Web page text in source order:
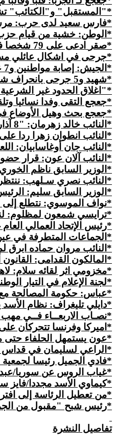
*"المستقبل" و"الكتائب"
*فارس سعيد لدى حرب:
* الوطن: خشية من قيام حزب
*صقر
ادعى على 79 شخصا في أحداث طرابلس
*جرحى في اشكال عائلي
* الجيش: إصابة مواطنين و7 عسكريين بينهم ضابطان بإلقاء رمانة على دورية في طرابلس وتوقيف المعتدي
*شهيد و5 جرحى بانحراف شاحنة عسكرية على طريق الهيشة وادي خالد
*"اغلاق الحدود غير
*جعجع التقى وفدا نسائيا
*جعجع بحث وهيل الأوضاع
*النائب خالد زهرمان: "8 آذار" تستخدم "سلاح النصاب" و"لا معطيات تدفعنا لاســتبدال جعجــع"
*النائب انطوان زهرا ردا
*النائب جان أوغاسابيان:
*النائب آلان عون: قرار
*الوزير السابق ناظم
*النائب نصري سـلهب:
*الوزير السابق سليم:
*نواف الموسوي: نتطلع إلى
*ترايسي شمعون لمظلوم:
*رئيس الإتحاد العمالي
*الجماعات المتطرفة في عين
*النائب مروان حماده ابرق
*المالكون القدامى: القانون
*مخزومي اثر لقائه سلام:
*لجنة الإعلام في التيار
*عباس: حكومة المصالحة
*دايلي تليغراف: نظام الأسد
*نصـاب الاربعــاء فــي
*اميركا وفرنسا تتحركان
*عون يستمهل الحلفاء حتى
*الراعي لسليمان في قداس
*فادي الجميل رئيسا لجمعية
*غياب الروس عن سوريا/
*كيماوي الأسد مجددا/فايز
*من تعطيل الرئاسة إلى
*رئيس شبح "مقبول من
تفاصيل النشرة